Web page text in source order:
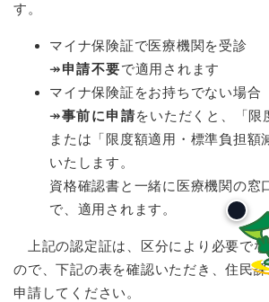
す。
マイナ保険証で医療機関を受診
↠申請不要で適用されます
マイナ保険証をお持ちでない場合
↠事前に申請をいただくと、「限
または「限度額適用・標準負担額
いたします。
資格確認書と一緒に医療機関の窓
で、適用されます。
上記の認定証は、区分により必要で
ので、下記の表を確認いただき、住民
申請してください。